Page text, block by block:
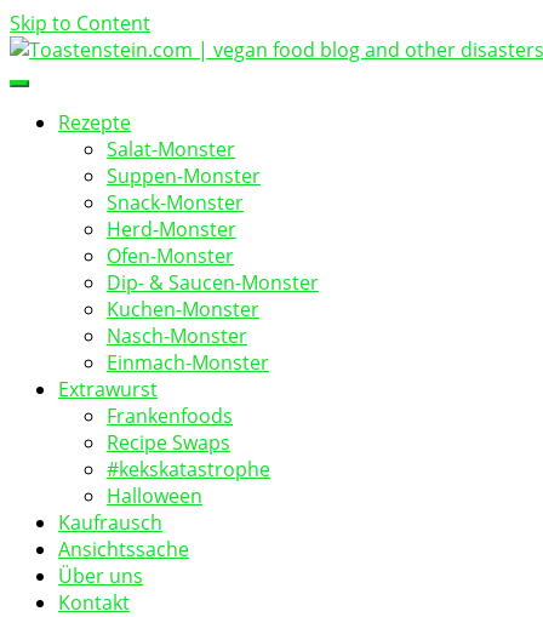
Skip to Content
Toastenstein.com
vegan food blog
Rezepte
Salat-Monster
Suppen-Monster
Snack-Monster
Herd-Monster
Ofen-Monster
Dip- & Saucen-Monster
Kuchen-Monster
Nasch-Monster
Einmach-Monster
Extrawurst
Frankenfoods
Recipe Swaps
#kekskatastrophe
Halloween
Kaufrausch
Ansichtssache
Über uns
Kontakt